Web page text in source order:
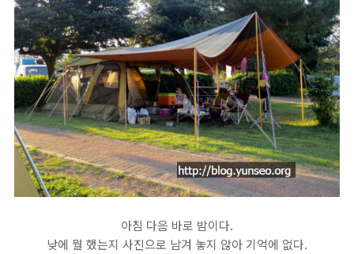
아침 다음 바로 밤이다.
낮에 뭘 했는지 사진으로 남겨 놓지 않아 기억에 없다.